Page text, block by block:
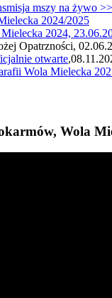
mszy na żywo
2024/2025
2024,
Opatrzności,
otwarte
Wola Mielecka
Wola